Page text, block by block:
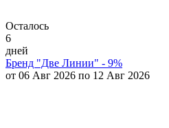
Осталось
6
дней
Бренд "Две Линии" - 9%
от 06 Авг 2026 по 12 Авг 2026